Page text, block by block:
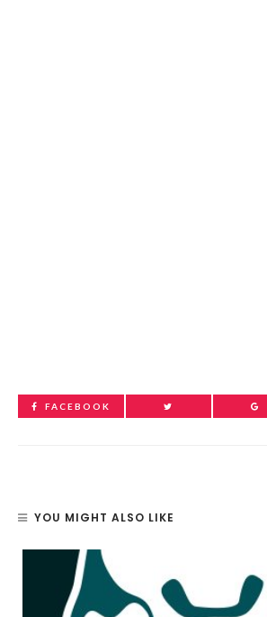
FACEBOOK
YOU MIGHT ALSO LIKE